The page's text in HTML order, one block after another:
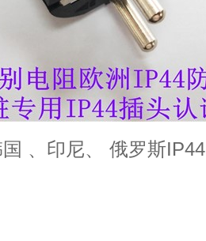
、印尼、 俄罗斯IP44